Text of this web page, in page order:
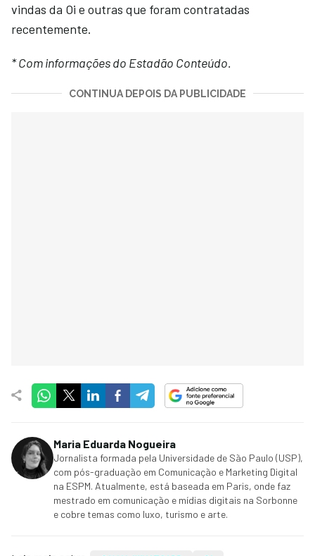
vindas da Oi e outras que foram contratadas
recentemente.
* Com informações do Estadão Conteúdo.
CONTINUA DEPOIS DA PUBLICIDADE
Maria Eduarda Nogueira
Jornalista formada pela Universidade de São Paulo (USP),
com pós-graduação em Comunicação e Marketing Digital
na ESPM. Atualmente, está baseada em Paris, onde faz
mestrado em comunicação e mídias digitais na Sorbonne
e cobre temas como luxo, turismo e arte.